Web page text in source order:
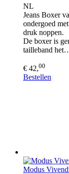
NL
Jeans Boxer
ondergoed
druk noppen.
De boxer is
tailleband
€ 42,00
Bestellen
Modus